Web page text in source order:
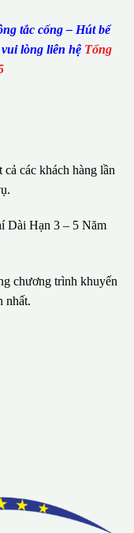
tắc cống – Hút bể
lòng liên hệ Tổng